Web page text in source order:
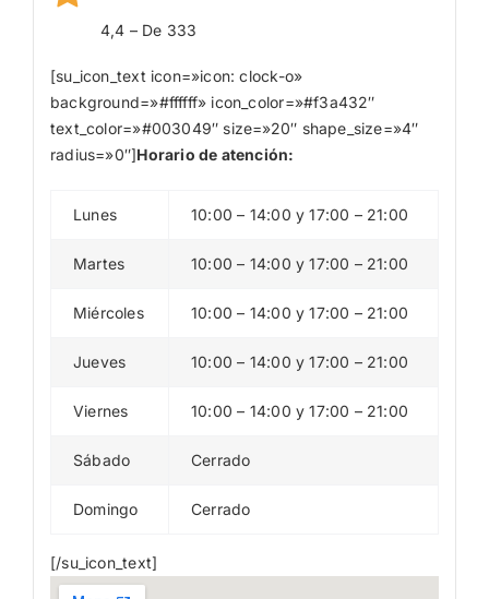
4,4 – De 333
[su_icon_text icon=»icon: clock-o»
background=»#ffffff» icon_color=»#f3a432″
text_color=»#003049″ size=»20″ shape_size=»4″
radius=»0″]Horario de atención:
Lunes 10:00 – 14:00 y 17:00 – 21:00
Martes 10:00 – 14:00 y 17:00 – 21:00
Miércoles 10:00 – 14:00 y 17:00 – 21:00
Jueves 10:00 – 14:00 y 17:00 – 21:00
Viernes 10:00 – 14:00 y 17:00 – 21:00
Sábado Cerrado
Domingo Cerrado
[/su_icon_text]